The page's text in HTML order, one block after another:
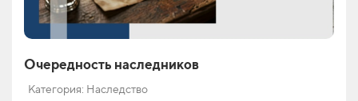
Очередность наследников
Категория: Наследство